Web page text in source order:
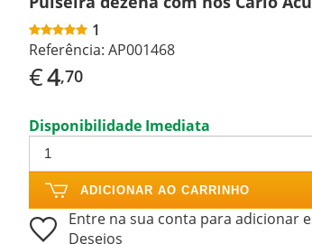
1
Referência: AP001468
€4,70
Disponibilidade Imediata
ADICIONAR AO CARRINHO
Entre na sua conta para adicionar
Desejos